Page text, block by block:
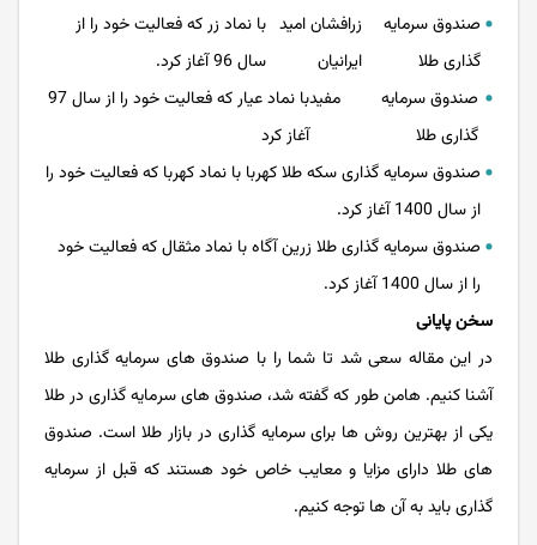
صندوق سرمایه
گذاری طلا
زرافشان امید
ایرانیان
با نماد زر که فعالیت خود را از
سال 96 آغاز کرد.
صندوق سرمایه
گذاری طلا
مفید
با نماد عیار که فعالیت خود را از سال 97
آغاز کرد
صندوق سرمایه گذاری سکه طلا کهربا با نماد کهربا که فعالیت خود را
از سال 1400 آغاز کرد.
صندوق سرمایه گذاری طلا زرین آگاه با نماد مثقال که فعالیت خود
را از سال 1400 آغاز کرد.
سخن پایانی
در این مقاله سعی شد تا شما را با صندوق های سرمایه گذاری طلا
آشنا کنیم. هامن طور که گفته شد، صندوق های سرمایه گذاری در طلا
یکی از بهترین روش ها برای سرمایه گذاری در بازار طلا است. صندوق
های طلا دارای مزایا و معایب خاص خود هستند که قبل از سرمایه
گذاری باید به آن ها توجه کنیم.